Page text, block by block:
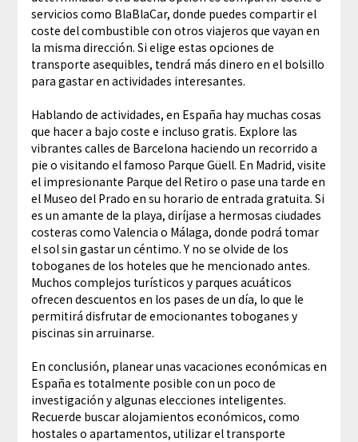
servicios como BlaBlaCar, donde puedes compartir el
coste del combustible con otros viajeros que vayan en
la misma dirección. Si elige estas opciones de
transporte asequibles, tendrá más dinero en el bolsillo
para gastar en actividades interesantes.
Hablando de actividades, en España hay muchas cosas
que hacer a bajo coste e incluso gratis. Explore las
vibrantes calles de Barcelona haciendo un recorrido a
pie o visitando el famoso Parque Güell. En Madrid, visite
el impresionante Parque del Retiro o pase una tarde en
el Museo del Prado en su horario de entrada gratuita. Si
es un amante de la playa, diríjase a hermosas ciudades
costeras como Valencia o Málaga, donde podrá tomar
el sol sin gastar un céntimo. Y no se olvide de los
toboganes de los hoteles que he mencionado antes.
Muchos complejos turísticos y parques acuáticos
ofrecen descuentos en los pases de un día, lo que le
permitirá disfrutar de emocionantes toboganes y
piscinas sin arruinarse.
En conclusión, planear unas vacaciones económicas en
España es totalmente posible con un poco de
investigación y algunas elecciones inteligentes.
Recuerde buscar alojamientos económicos, como
hostales o apartamentos, utilizar el transporte